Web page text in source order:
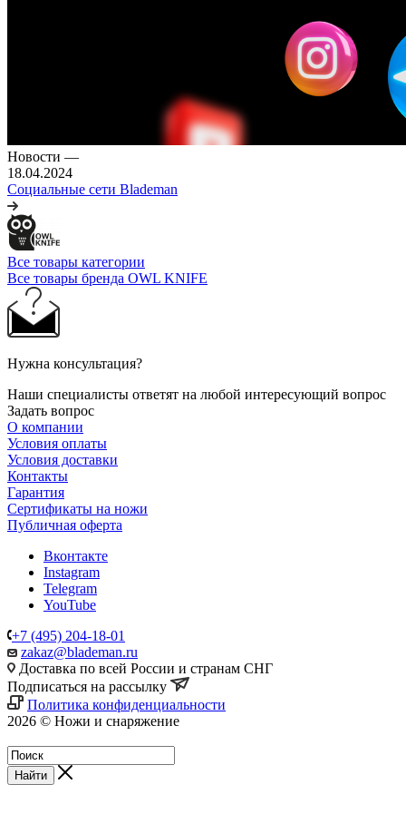
Новости —
18.04.2024
Социальные сети Blademan
Все товары категории
Все товары бренда OWL KNIFE
Нужна консультация?
Наши специалисты ответят на любой интересующий вопрос
Задать вопрос
О компании
Условия оплаты
Условия доставки
Контакты
Гарантия
Сертификаты на ножи
Публичная оферта
Вконтакте
Instagram
Telegram
YouTube
+7 (495) 204-18-01
zakaz@blademan.ru
Доставка по всей России и странам СНГ
Подписаться на рассылку
Политика конфиденциальности
2026 © Ножи и снаряжение
Найти